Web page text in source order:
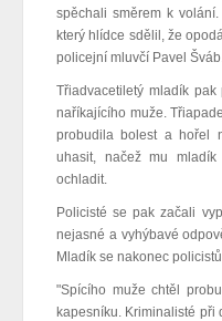
spěchali směrem k
který hlídce sdělil, že
policejní mluvčí Pavel Šváb.
Třiadvacetiletý mladík
naříkajícího muže.
probudila bolest a hořel
uhasit, načež mu
ochladit.
Policisté se pak začali
nejasné a vyhýbavé
Mladík se nakonec
"Spícího muže chtěl
kapesníku. Kriminalisté při